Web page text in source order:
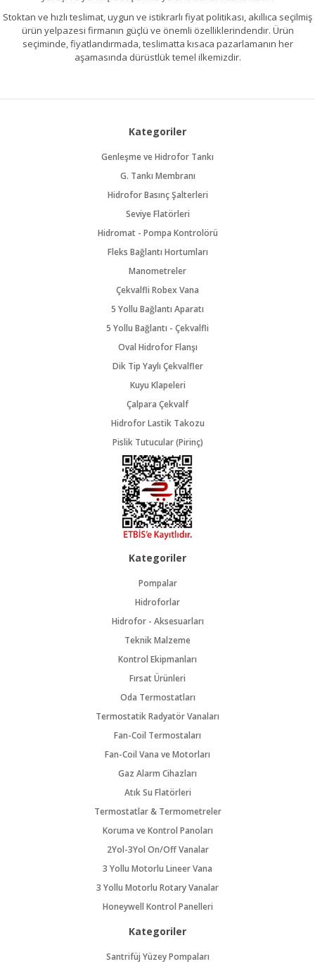
Stoktan ve hızlı teslimat, uygun ve istikrarlı fiyat politikası, akıllıca seçilmiş
ürün yelpazesi firmanın güçlü ve önemli özelliklerindendir. Ürün
seçiminde, fiyatlandırmada, teslimatta kısaca pazarlamanın her
aşamasında dürüstlük temel ilkemizdir.
Kategoriler
Genleşme ve Hidrofor Tankı
G. Tankı Membranı
Hidrofor Basınç Şalterleri
Seviye Flatörleri
Hidromat - Pompa Kontrolörü
Fleks Bağlantı Hortumları
Manometreler
Çekvalfli Robex Vana
5 Yollu Bağlantı Aparatı
5 Yollu Bağlantı - Çekvalfli
Oval Hidrofor Flanşı
Dik Tip Yaylı Çekvalfler
Kuyu Klapeleri
Çalpara Çekvalf
Hidrofor Lastik Takozu
Pislik Tutucular (Pirinç)
Kategoriler
Pompalar
Hidroforlar
Hidrofor - Aksesuarları
Teknik Malzeme
Kontrol Ekipmanları
Fırsat Ürünleri
Oda Termostatları
Termostatik Radyatör Vanaları
Fan-Coil Termostaları
Fan-Coil Vana ve Motorları
Gaz Alarm Cihazları
Atık Su Flatörleri
Termostatlar & Termometreler
Koruma ve Kontrol Panoları
2Yol-3Yol On/Off Vanalar
3 Yollu Motorlu Lineer Vana
3 Yollu Motorlu Rotary Vanalar
Honeywell Kontrol Panelleri
Kategoriler
Santrifüj Yüzey Pompaları